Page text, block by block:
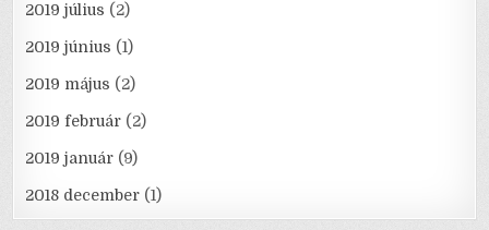
2019 július (2)
2019 június (1)
2019 május (2)
2019 február (2)
2019 január (9)
2018 december (1)